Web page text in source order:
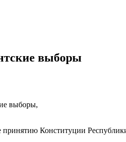
выборы
выборы,
принятию Конституции